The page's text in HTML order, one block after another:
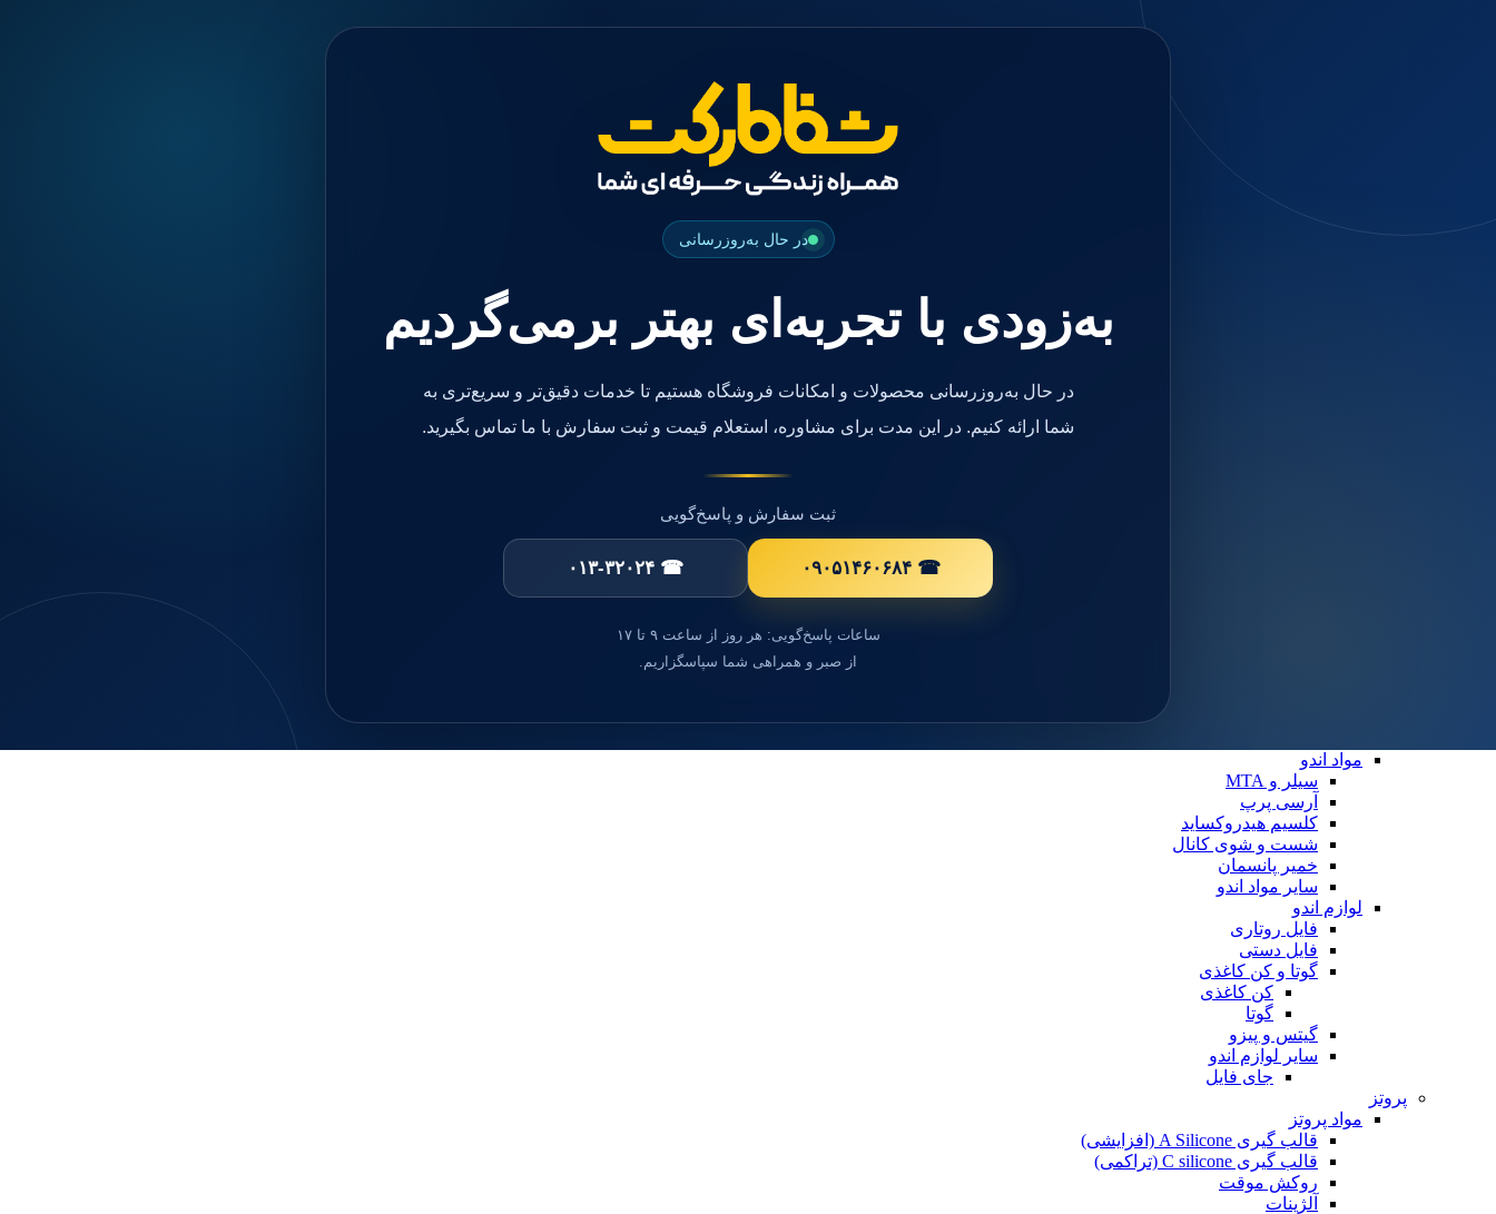
در حال به‌روزرسانی
به‌زودی با تجربه‌ای بهتر برمی‌گردیم
در حال به‌روزرسانی محصولات و امکانات فروشگاه هستیم تا خدمات دقیق‌تر و سریع‌تری به
شما ارائه کنیم. در این مدت برای مشاوره، استعلام قیمت و ثبت سفارش با ما تماس بگیرید.
ثبت سفارش و پاسخ‌گویی
☎ ۰۹۰۵۱۴۶۰۶۸۴ ☎ ۰۱۳-۳۲۰۲۴
ساعات پاسخ‌گویی: هر روز از ساعت ۹ تا ۱۷
از صبر و همراهی شما سپاسگزاریم.
کاپ و مولت پرداخت
مواد اندو
سیلر و MTA
آرسی پرپ
کلسیم هیدروکساید
شست و شوی کانال
خمیر پانسمان
سایر مواد اندو
لوازم اندو
فایل روتاری
فایل دستی
گوتا و کن کاغذی
کن کاغذی
گوتا
گیتس و پیزو
سایر لوازم اندو
جای فایل
پروتز
مواد پروتز
قالب گیری A Silicone (افزایشی)
قالب گیری C silicone (تراکمی)
روکش موقت
آلژینات